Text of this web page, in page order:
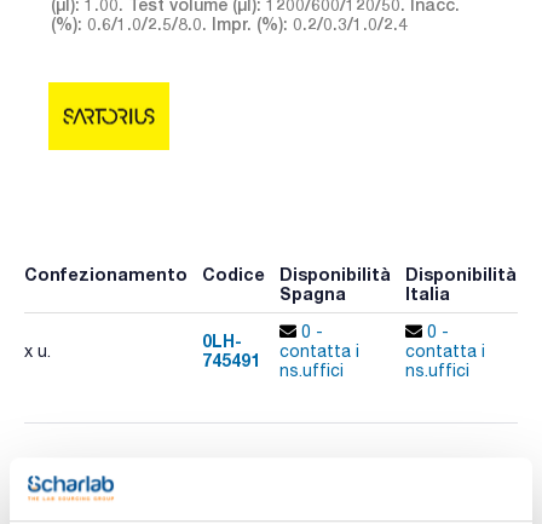
(%): 0.6/1.0/2.5/8.0. Impr. (%): 0.2/0.3/1.0/2.4
Confezionamento Codice
Disponibilità
Spagna
Disponibilità
Italia
x u.
0LH-
745491
0 -
contatta i
ns.uffici
0 -
contatta i
ns.uffici
Stampa pagina prodotto
Caratteristiche